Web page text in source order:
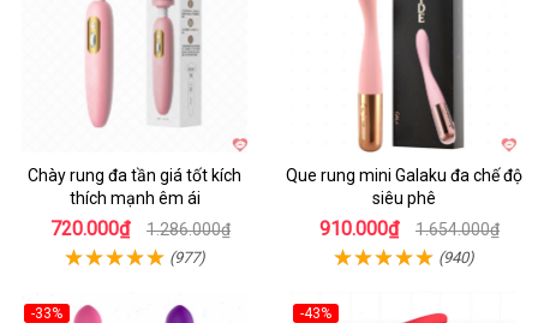
Chày rung đa tần giá tốt kích
thích mạnh êm ái
720.000₫ 1.286.000₫
(977)
Que rung mini Galaku đa chế độ
siêu phê
910.000₫ 1.654.000₫
(940)
-33%
-43%